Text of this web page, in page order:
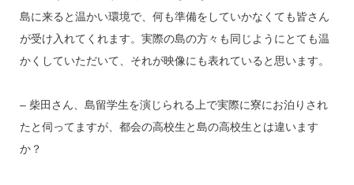
島に来ると温かい環境で、何も準備をしていかなくても皆さん
が受け入れてくれます。実際の島の方々も同じようにとても温
かくしていただいて、それが映像にも表れていると思います。
– 柴田さん、島留学生を演じられる上で実際に寮にお泊りされ
たと伺ってますが、都会の高校生と島の高校生とは違います
か？